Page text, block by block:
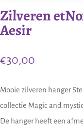
Zilveren
Aesir
€30,00
Mooie zilveren hanger
collectie Magic and mystic.
De hanger heeft een